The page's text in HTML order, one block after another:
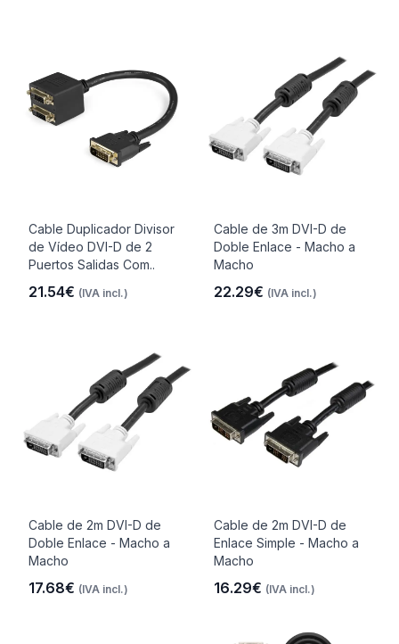
Cable Duplicador Divisor
de Vídeo DVI-D de 2
Puertos Salidas Com..
21.54€ (IVA incl.)
Cable de 3m DVI-D de
Doble Enlace - Macho a
Macho
22.29€ (IVA incl.)
Cable de 2m DVI-D de
Doble Enlace - Macho a
Macho
17.68€ (IVA incl.)
Cable de 2m DVI-D de
Enlace Simple - Macho a
Macho
16.29€ (IVA incl.)